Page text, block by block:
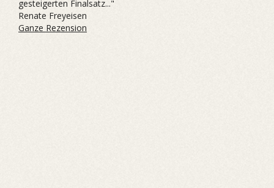
gesteigerten Finalsatz..."
Renate Freyeisen
Ganze Rezension